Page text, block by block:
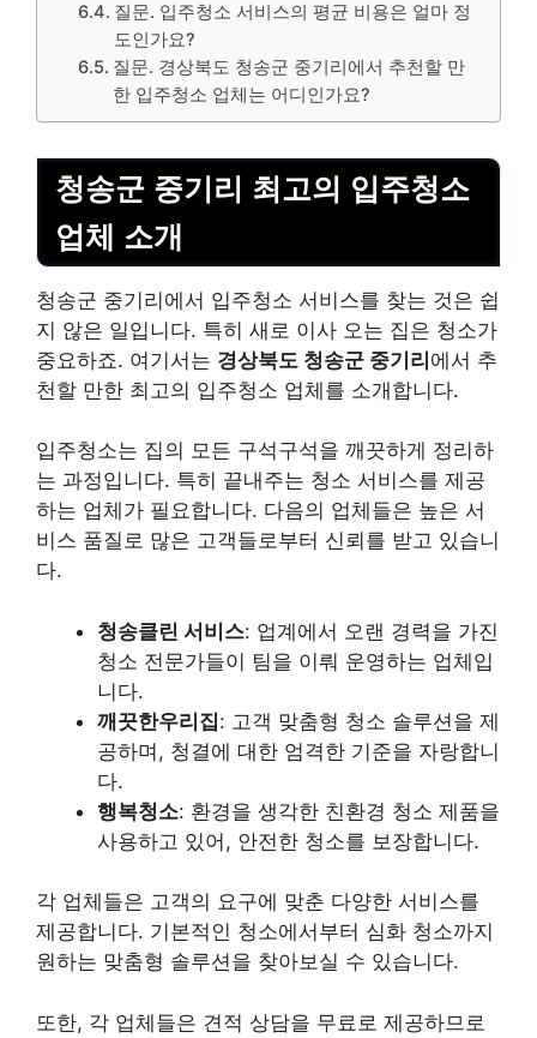
질문. 입주청소 서비스의 평균 비용은 얼마 정
도인가요?
질문. 경상북도 청송군 중기리에서 추천할 만
한 입주청소 업체는 어디인가요?
청송군 중기리 최고의 입주청소
업체 소개
청송군 중기리에서 입주청소 서비스를 찾는 것은 쉽
지 않은 일입니다. 특히 새로 이사 오는 집은 청소가
중요하죠. 여기서는 경상북도 청송군 중기리에서 추
천할 만한 최고의 입주청소 업체를 소개합니다.
입주청소는 집의 모든 구석구석을 깨끗하게 정리하
는 과정입니다. 특히 끝내주는 청소 서비스를 제공
하는 업체가 필요합니다. 다음의 업체들은 높은 서
비스 품질로 많은 고객들로부터 신뢰를 받고 있습니
다.
청송클린 서비스: 업계에서 오랜 경력을 가진
청소 전문가들이 팀을 이뤄 운영하는 업체입
니다.
깨끗한우리집: 고객 맞춤형 청소 솔루션을 제
공하며, 청결에 대한 엄격한 기준을 자랑합니
다.
행복청소: 환경을 생각한 친환경 청소 제품을
사용하고 있어, 안전한 청소를 보장합니다.
각 업체들은 고객의 요구에 맞춘 다양한 서비스를
제공합니다. 기본적인 청소에서부터 심화 청소까지
원하는 맞춤형 솔루션을 찾아보실 수 있습니다.
또한, 각 업체들은 견적 상담을 무료로 제공하므로